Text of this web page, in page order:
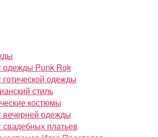
одежды Punk Rok
готической одежды
стиль
костюмы
вечерней одежды
свадебных платьев